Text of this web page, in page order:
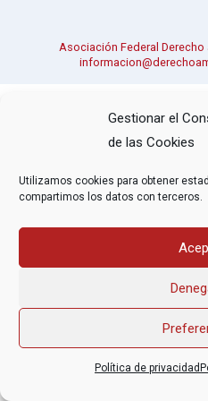
Gestionar el
de las Cookies
Utilizamos cookies para obtener
compartimos los datos con terceros.
Política de privacidad
Asociación Federal Derecho